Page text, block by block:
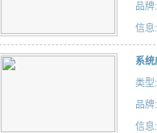
品牌:
信息:
系
类型:
品牌:
信息: